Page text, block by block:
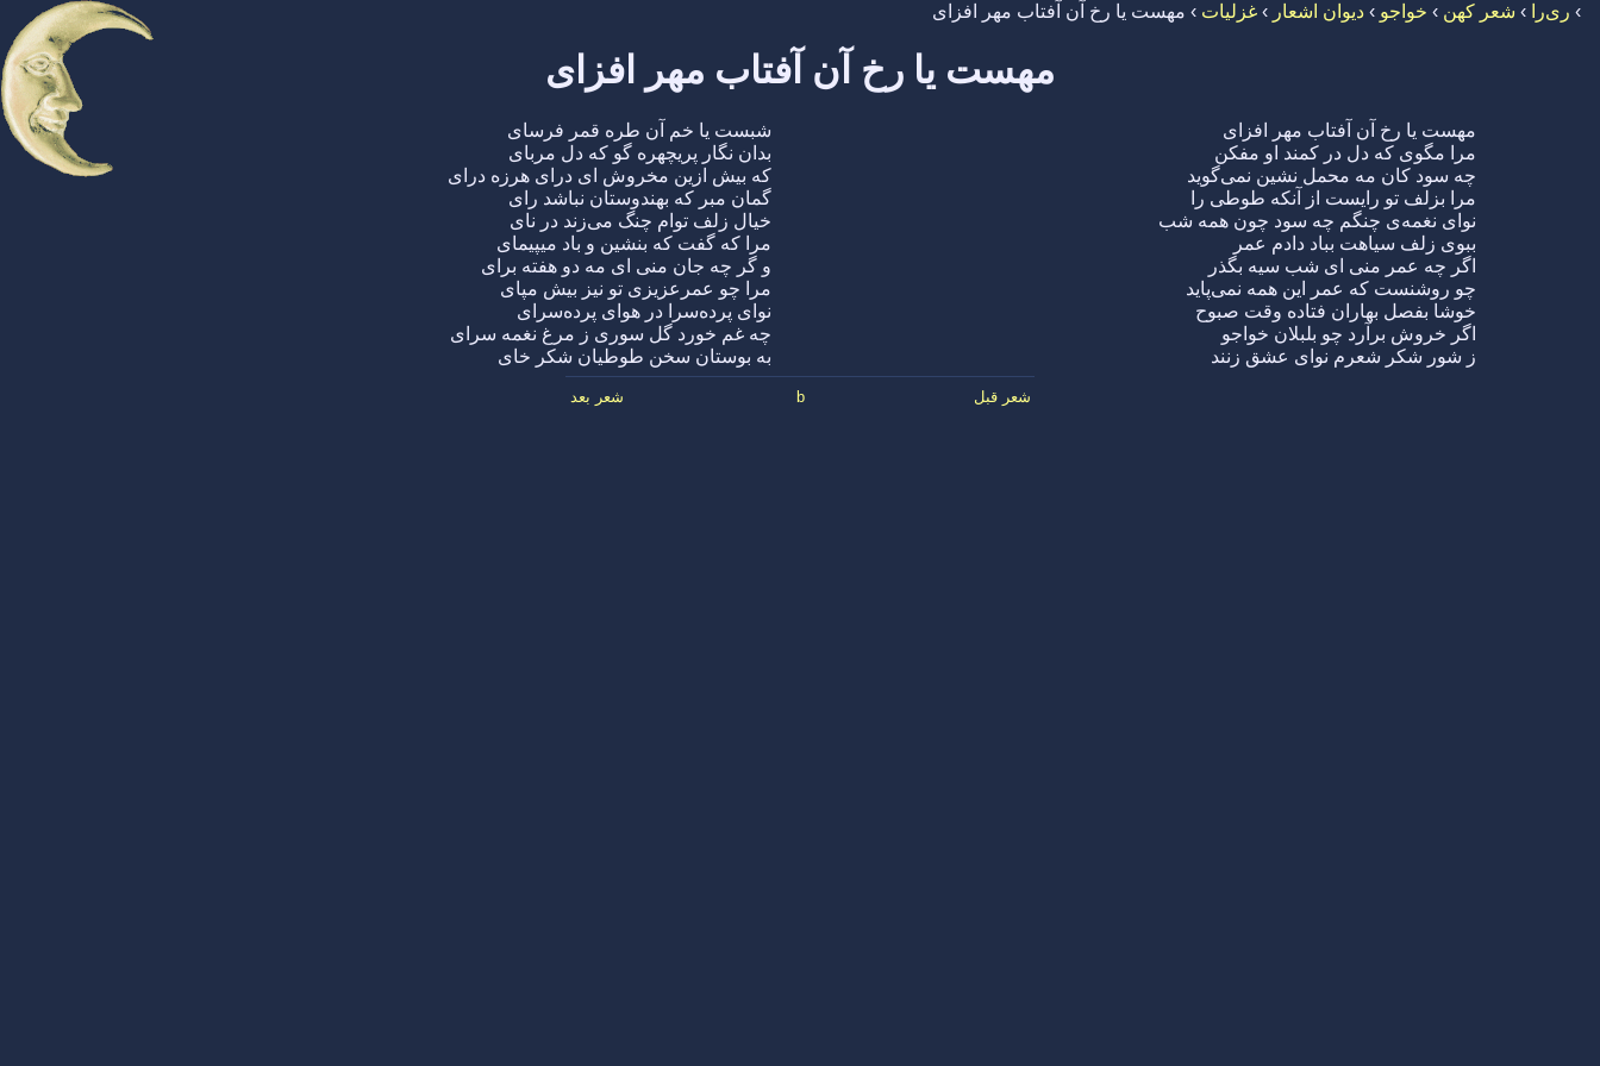
› ری‌را › شعر کهن › خواجو › دیوان اشعار › غزلیات › مهست یا رخ آن آفتاب مهر افزای
مهست یا رخ آن آفتاب مهر افزای
مهست یا رخ آن آفتاب مهر افزای
شبست یا خم آن طره قمر فرسای
مرا مگوی که دل در کمند او مفکن
بدان نگار پریچهره گو که دل مربای
چه سود کان مه محمل نشین نمی‌گوید
که بیش ازین مخروش ای درای هرزه درای
مرا بزلف تو رایست از آنکه طوطی را
گمان مبر که بهندوستان نباشد رای
نوای نغمه‌ی چنگم چه سود چون همه شب
خیال زلف توام چنگ می‌زند در نای
ببوی زلف سیاهت بباد دادم عمر
مرا که گفت که بنشین و باد میپیمای
اگر چه عمر منی ای شب سیه بگذر
و گر چه جان منی ای مه دو هفته برای
چو روشنست که عمر این همه نمی‌پاید
مرا چو عمرعزیزی تو نیز بیش مپای
خوشا بفصل بهاران فتاده وقت صبوح
نوای پرده‌سرا در هوای پرده‌سرای
اگر خروش برآرد چو بلبلان خواجو
چه غم خورد گل سوری ز مرغ نغمه سرای
ز شور شکر شعرم نوای عشق زنند
به بوستان سخن طوطیان شکر خای
شعر قبل b شعر بعد